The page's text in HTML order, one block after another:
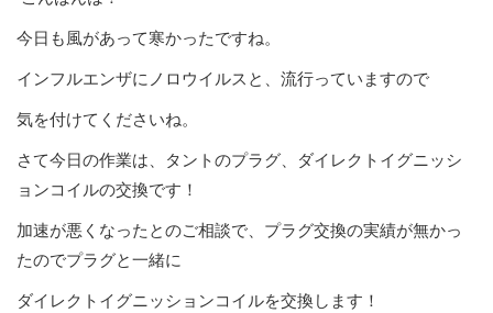
今日も風があって寒かったですね。
インフルエンザにノロウイルスと、流行っていますので
気を付けてくださいね。
さて今日の作業は、タントのプラグ、ダイレクトイグニッシ
ョンコイルの交換です！
加速が悪くなったとのご相談で、プラグ交換の実績が無かっ
たのでプラグと一緒に
ダイレクトイグニッションコイルを交換します！